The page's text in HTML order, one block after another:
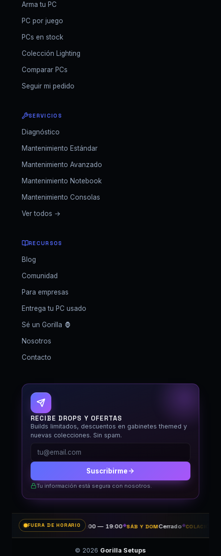
Arma tu PC
PC por juego
PCs en stock
Colección Lighting
Comparar PCs
Seguir mi pedido
SERVICIOS
Diagnóstico
Mantenimiento Estándar
Mantenimiento Avanzado
Mantenimiento Notebook
Mantenimiento Consolas
Ver todos →
RECURSOS
Blog
Comunidad
Para empresas
Entrega tu PC usado
Sé un Gorilla 🦍
Nosotros
Contacto
RECIBE DROPS Y OFERTAS
Builds limitados, descuentos en gabinetes themed y
nuevas colecciones. Sin spam.
Suscribirme
Tu información está segura con nosotros.
FUERA DE HORARIO
LUN A VIE11:00 — 19:00◆SÁB Y DOMCerrado◆COLACIÓN
© 2026 Gorilla Setups
GORILLA SETUPS